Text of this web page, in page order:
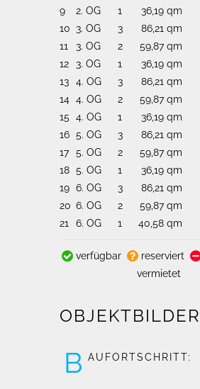
9 2. OG 1
36,19 qm
10 3. OG 3
86,21 qm
11
3. OG 2
59,87 qm
12
3. OG 1
36,19 qm
13
4. OG 3
86,21 qm
14 4. OG 2
59,87 qm
15
4. OG 1
36,19 qm
16 5. OG 3
86,21 qm
17
5. OG 2
59,87 qm
18 5. OG 1
36,19 qm
19 6. OG 3
86,21 qm
20 6. OG 2
59,87 qm
21
6. OG 1 40,58 qm
verfügbar reserviert
vermietet
OBJEKTBILDER
B AUFORTSCHRITT: